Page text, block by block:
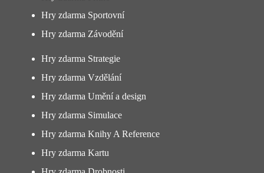
Hry zdarma Sportovní
Hry zdarma Závodění
Hry zdarma Strategie
Hry zdarma Vzdělání
Hry zdarma Umění a design
Hry zdarma Simulace
Hry zdarma Knihy A Reference
Hry zdarma Kartu